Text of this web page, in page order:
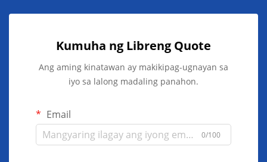
Kumuha ng Libreng Quote
Ang aming kinatawan ay makikipag-ugnayan sa
iyo sa lalong madaling panahon.
Email
0/100